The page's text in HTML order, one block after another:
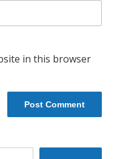
in this browser